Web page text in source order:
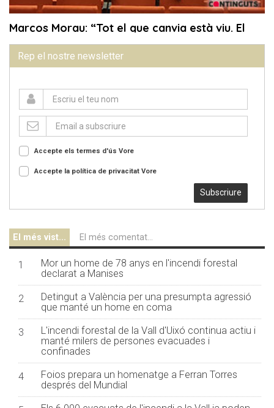
Rep el nostre newsletter
Accepte els termes d'ús Vore
Accepte la política de privacitat Vore
Subscriure
El més vist... El més comentat...
1
Mor un home de 78 anys en l'incendi forestal
declarat a Manises
2
Detingut a València per una presumpta agressió
que manté un home en coma
3
L'incendi forestal de la Vall d'Uixó continua actiu i
manté milers de persones evacuades i
confinades
4
Foios prepara un homenatge a Ferran Torres
després del Mundial